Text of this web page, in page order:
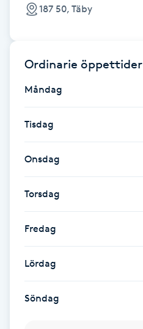
H
Headspa
Healing
Herrklippning
HIFU
Hollywood Peel
Hot Stone Massage
187 50, Täby
Ordinarie öppettider
Måndag
Tisdag
Onsdag
Torsdag
Fredag
Lördag
Söndag